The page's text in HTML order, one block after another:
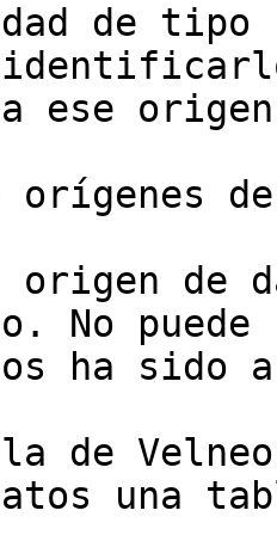
de tipo
ese
orígenes
de
No
ha sido
de
una